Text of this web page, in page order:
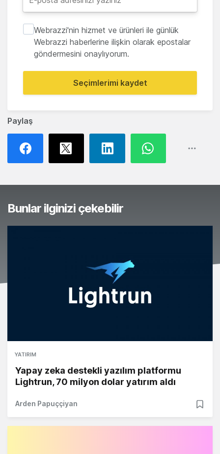
Paylaş
Webrazzi'nin hizmet ve ürünleri ile günlük
Webrazzi haberlerine ilişkin olarak epostalar
göndermesini onaylıyorum.
Seçimlerimi kaydet
Bunlar ilginizi çekebilir
YATIRIM
Yapay zeka destekli yazılım platformu
Lightrun, 70 milyon dolar yatırım aldı
Arden Papuççiyan